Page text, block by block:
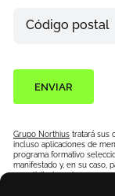
Código postal
ENVIAR
Grupo Northiustratará sus
incluso aplicaciones de
programa formativo
manifestado y, en su caso,
su solicitud con las